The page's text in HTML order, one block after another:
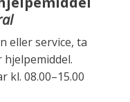
eller service, ta
kl. 08.00–15.00